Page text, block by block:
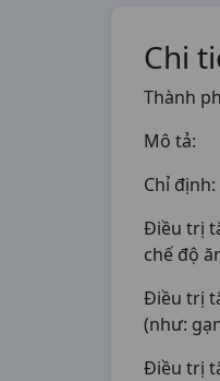
Chi
Thành
Mô tả:
Chỉ định:
Điều trị
chế độ
Điều trị
(như:
Điều trị